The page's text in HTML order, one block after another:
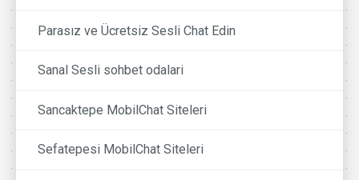
Parasız ve Ücretsiz Sesli Chat Edin
Sanal Sesli sohbet odalari
Sancaktepe MobilChat Siteleri
Sefatepesi MobilChat Siteleri